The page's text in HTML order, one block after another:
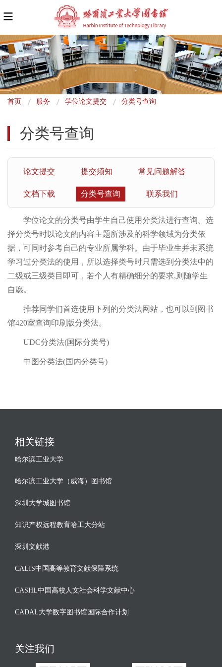
面
首页 服务 学位论文提交 分类号查询
分类号查询
论文提交 提交须知 常见问题解答
文档下载 分类号查询 联系我们
学位论文的分类号由学生自己使用分类法进行查询。选
择分类号时以论文的内容主题所涉及的科学领域为分类依
据，可同时参考自己的专业所属学科。由于毕业生并未系统
学习过分类法的使用，所以选择类号时只需选到分类法中的
二级或三级类目即可，若个人有精确细分的要求,则随学生
自愿。
推荐同学们首选使用下列的分类法网站，也可以到图书
馆420室查询印刷版分类法。
UDC分类法(国际分类号)
中图分类法(国内分类号)
相关链接
哈尔滨工业大学
哈尔滨工业大学（威海）图书馆
深圳大学城图书馆
知识产权远程教育哈工大分站
深圳文献港
CALIS中国高等教育文献保障系统
CASHL中国高校人文社会科学文献中心
CADAL大学数字图书馆国际合作计划
关注我们